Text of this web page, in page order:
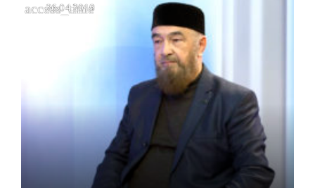
access_time
26.04.2019